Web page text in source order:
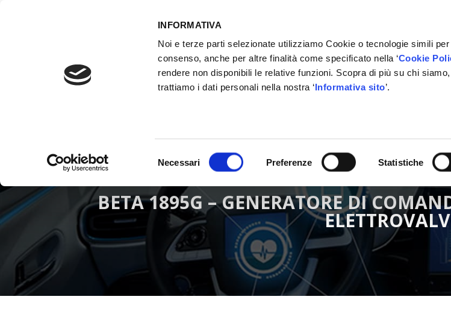
INFORMATIVA
Noi e terze parti selezionate utilizziamo Cookie o tecnologie simili
consenso, anche per altre finalità come specificato nella ‘Cookie
rendere non disponibili le relative funzioni. Scopra di più su chi
trattiamo i dati personali nella nostra ‘Informativa sito’.
del
Necessari Preferenze Statistiche
ACCESSO GESTIONALE
BETA 1895G – GENERATORE DI